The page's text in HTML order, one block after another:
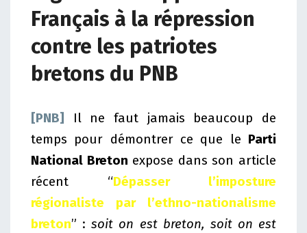
Français à la répression
contre les patriotes
bretons du PNB
[PNB]
Il ne faut jamais beaucoup de
temps pour démontrer ce que le Parti
National Breton expose dans son article
récent “Dépasser l’imposture
régionaliste par l’ethno-nationalisme
breton” :soit on est breton, soit on est